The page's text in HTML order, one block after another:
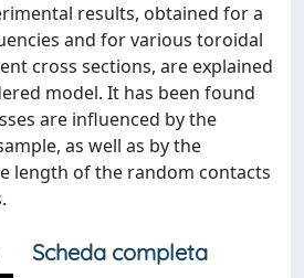
results, obtained for a
and for various toroidal
cross sections, are explained
model. It has been found
are influenced by the
as well as by the
length of the random contacts
Scheda completa